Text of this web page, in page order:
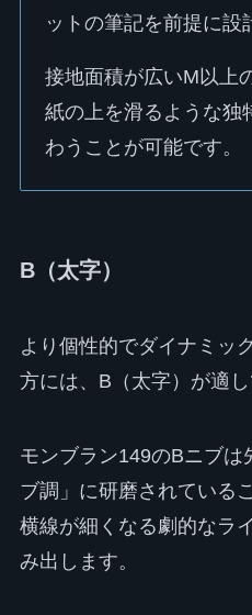
ットの筆記を前提に設
接地面積が広いM以上
紙の上を滑るような独
わうことが可能です。
B（太字）
より個性的でダイナミッ
方には、B（太字）が適し
モンブラン149のBニブは
ブ調」に研磨されている
横線が細くなる劇的なラ
み出します。